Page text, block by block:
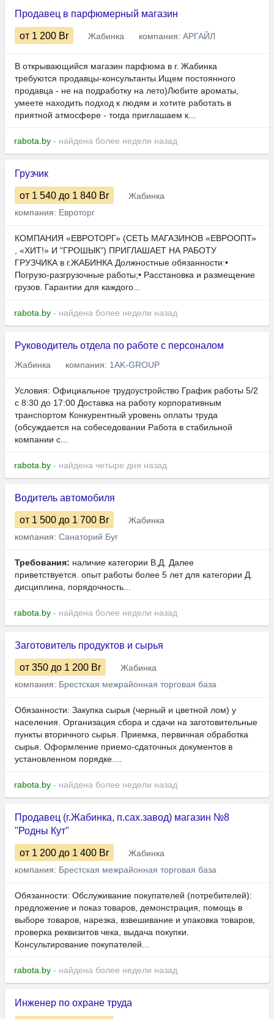
Продавец в парфюмерный магазин
от 1 200 Br Жабинка компания: АРГАЙЛ
В открывающийся магазин парфюма в г. Жабинка
требуются продавцы-консультанты.Ищем постоянного
продавца - не на подработку на лето)Любите ароматы,
умеете находить подход к людям и хотите работать в
приятной атмосфере - тогда приглашаем к...
rabota.by - найдена более недели назад
Грузчик
от 1 540 до 1 840 Br
Жабинка
компания: Евроторг
КОМПАНИЯ «ЕВРОТОРГ» (СЕТЬ МАГАЗИНОВ «ЕВРООПТ»
, «ХИТ!» И "ГРОШЫК") ПРИГЛАШАЕТ НА РАБОТУ
ГРУЗЧИКА в г.ЖАБИНКА Должностные обязанности:•
Погрузо-разгрузочные работы;• Расстановка и размещение
грузов. Гарантии для каждого...
rabota.by - найдена более недели назад
Руководитель отдела по работе с персоналом
Жабинка компания: 1AK-GROUP
Условия: Официальное трудоустройство График работы 5/2
с 8:30 до 17:00 Доставка на работу корпоративным
транспортом Конкурентный уровень оплаты труда
(обсуждается на собеседовании Работа в стабильной
компании с...
rabota.by - найдена четыре дня назад
Водитель автомобиля
от 1 500 до 1 700 Br
Жабинка
компания: Санаторий Буг
Требования: наличие категории В,Д. Далее
приветствуется. опыт работы более 5 лет для категории Д.
дисциплина, порядочность...
rabota.by - найдена более недели назад
Заготовитель продуктов и сырья
от 350 до 1 200 Br
Жабинка
компания: Брестская межрайонная торговая база
Обязанности: Закупка сырья (черный и цветной лом) у
населения. Организация сбора и сдачи на заготовительные
пункты вторичного сырья. Приемка, первичная обработка
сырья. Оформление приемо-сдаточных документов в
установленном порядке....
rabota.by - найдена более недели назад
Продавец (г.Жабинка, п.сах.завод) магазин №8
"Родны Кут"
от 1 200 до 1 400 Br
Жабинка
компания: Брестская межрайонная торговая база
Обязанности: Обслуживание покупателей (потребителей):
предложение и показ товаров, демонстрация, помощь в
выборе товаров, нарезка, взвешивание и упаковка товаров,
проверка реквизитов чека, выдача покупки.
Консультирование покупателей...
rabota.by - найдена более недели назад
Инженер по охране труда